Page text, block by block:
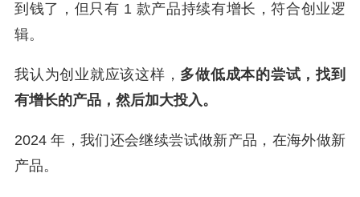
到钱了，但只有 1 款产品持续有增长，符合创业逻
辑。
我认为创业就应该这样， 多做低成本的尝试，找到
有增长的产品，然后加大投入。
2024 年，我们还会继续尝试做新产品，在海外做新
产品。